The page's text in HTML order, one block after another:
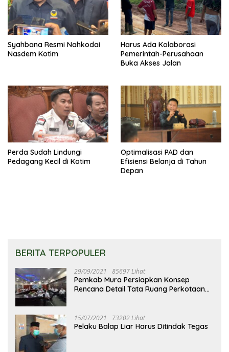
Syahbana Resmi Nahkodai
Nasdem Kotim
Harus Ada Kolaborasi
Pemerintah-Perusahaan
Buka Akses Jalan
Perda Sudah Lindungi
Pedagang Kecil di Kotim
Optimalisasi PAD dan
Efisiensi Belanja di Tahun
Depan
BERITA TERPOPULER
29/09/2021 85697 Lihat
Pemkab Mura Persiapkan Konsep
Rencana Detail Tata Ruang Perkotaan
15/07/2021 73202 Lihat
Pelaku Balap Liar Harus Ditindak Tegas